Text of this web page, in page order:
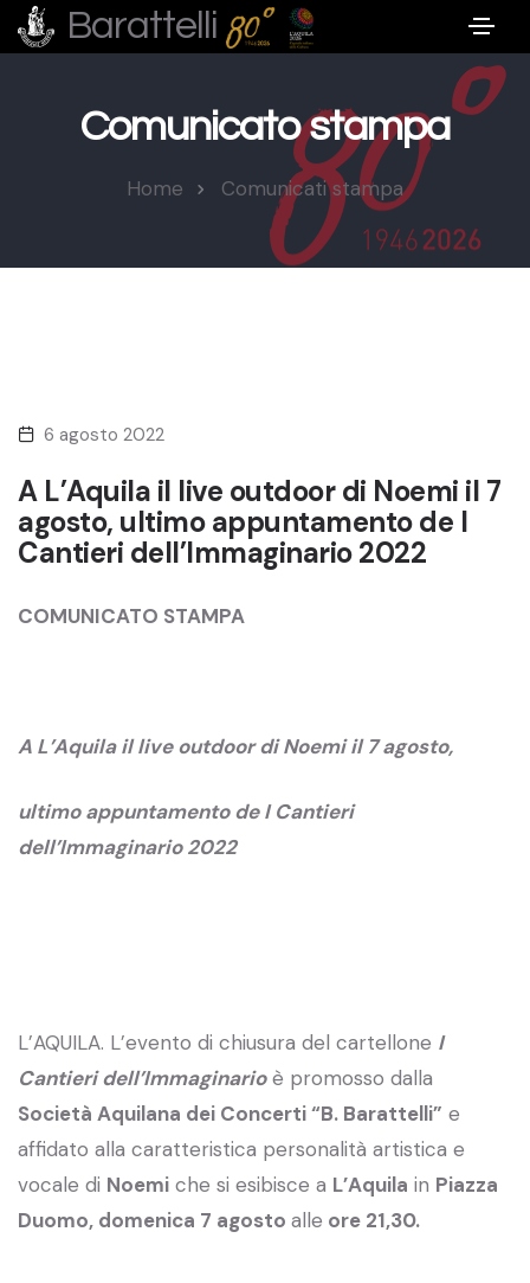
Barattelli
Comunicato stampa
Home Comunicati stampa
6 agosto 2022
A L’Aquila il live outdoor di Noemi il 7
agosto, ultimo appuntamento de I
Cantieri dell’Immaginario 2022
COMUNICATO STAMPA
A L’Aquila il live outdoor di Noemi il 7 agosto,
ultimo appuntamento de I Cantieri
dell’Immaginario 2022
L’AQUILA. L’evento di chiusura del cartellone I
Cantieri dell’Immaginarioè promosso dalla
Società Aquilana dei Concerti “B. Barattelli” e
affidato alla caratteristica personalità artistica e
vocale di Noemi che si esibisce a L’Aquila in Piazza
Duomo, domenica 7 agosto alle ore 21,30.